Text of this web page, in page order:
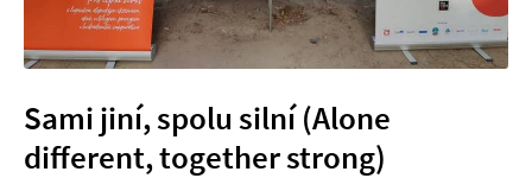
Sami jiní, spolu silní (Alone
different, together strong)